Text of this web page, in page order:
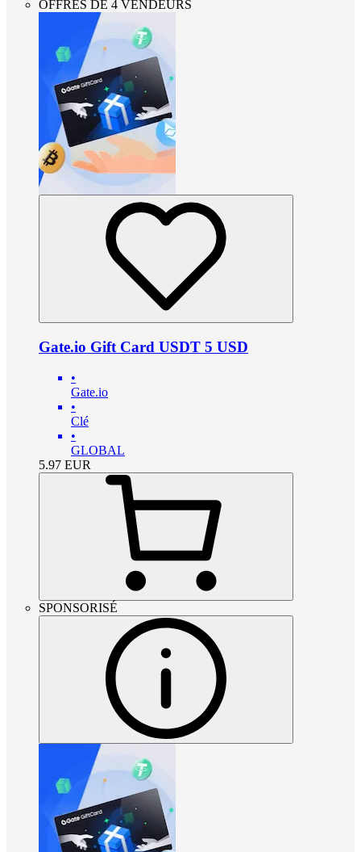
OFFRES DE 4 VENDEURS
Gate.io Gift Card USDT 5 USD
•
Gate.io
•
Clé
•
GLOBAL
5.97 EUR
SPONSORISÉ